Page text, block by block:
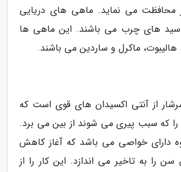
محافظت می نماید. ماهی های دریایی
های چرب می باشند. این ماهی ها
هالیبوت، ماکرل و ساردین می باشند.
از آنتی اکسیدان های قوی است که
را که سبب پیری می شوند از بین می برد.
دارای خواصی می باشد که آغاز کاهش
را به تاخیر می اندازد. این کار را از